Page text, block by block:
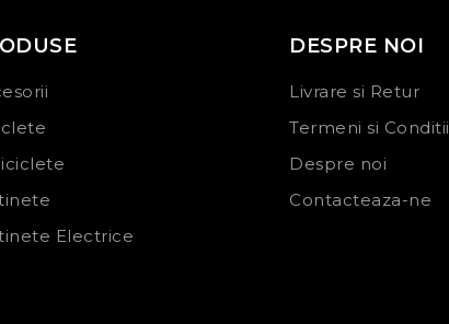
Electrice
DESPRE NOI
Livrare si Retur
Termeni si Conditii
Despre noi
Contacteaza-ne